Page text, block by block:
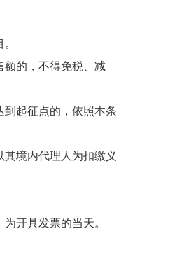
的，不得免税、减
起征点的，依照本条
境内代理人为扣缴义
开具发票的当天。